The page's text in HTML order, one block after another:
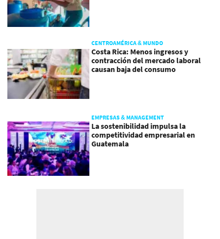
CENTROAMÉRICA & MUNDO
Costa Rica: Menos ingresos y
contracción del mercado laboral
causan baja del consumo
EMPRESAS & MANAGEMENT
La sostenibilidad impulsa la
competitividad empresarial en
Guatemala